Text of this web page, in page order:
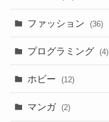
ファッション (36)
プログラミング (4)
ホビー (12)
マンガ (2)